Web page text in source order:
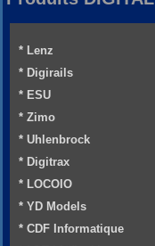
* Lenz
* Digirails
* ESU
* Zimo
* Uhlenbrock
* Digitrax
* LOCOIO
* YD Models
* CDF Informatique